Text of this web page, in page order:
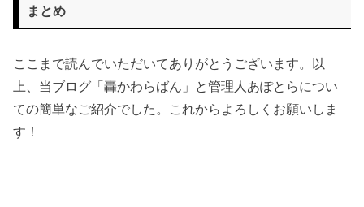
まとめ
ここまで読んでいただいてありがとうございます。以
上、当ブログ「轟かわらばん」と管理人あぽとらについ
ての簡単なご紹介でした。これからよろしくお願いしま
す！